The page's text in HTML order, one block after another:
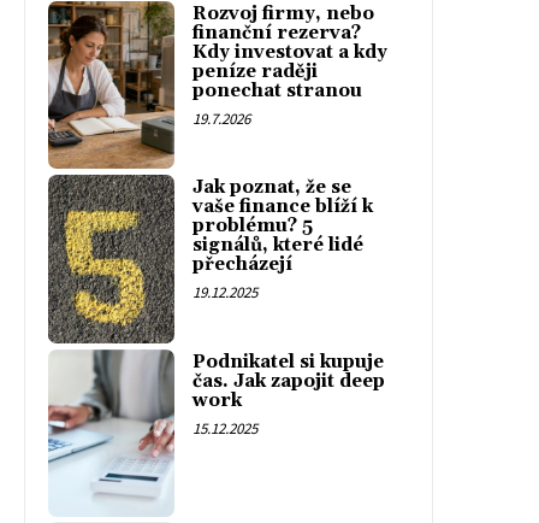
Rozvoj firmy, nebo
finanční rezerva?
Kdy investovat a kdy
peníze raději
ponechat stranou
19.7.2026
Jak poznat, že se
vaše finance blíží k
problému? 5
signálů, které lidé
přecházejí
19.12.2025
Podnikatel si kupuje
čas. Jak zapojit deep
work
15.12.2025